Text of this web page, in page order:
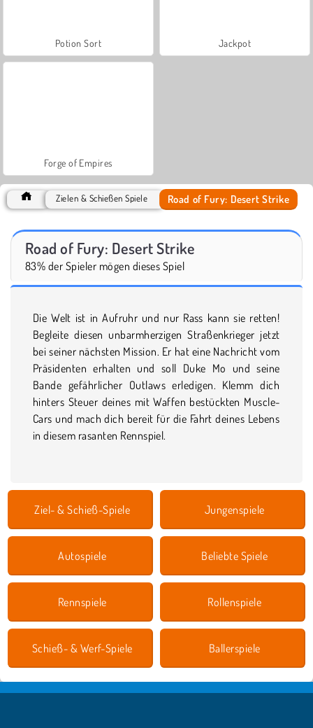
Potion Sort Jackpot
Forge of Empires
Zielen & Schießen Spiele Road of Fury: Desert Strike
Road of Fury: Desert Strike
83% der Spieler mögen dieses Spiel
Die Welt ist in Aufruhr und nur Rass kann sie retten!
Begleite diesen unbarmherzigen Straßenkrieger jetzt
bei seiner nächsten Mission. Er hat eine Nachricht vom
Präsidenten erhalten und soll Duke Mo und seine
Bande gefährlicher Outlaws erledigen. Klemm dich
hinters Steuer deines mit Waffen bestückten Muscle-
Cars und mach dich bereit für die Fahrt deines Lebens
in diesem rasanten Rennspiel.
Ziel- & Schieß-Spiele Jungenspiele
Autospiele Beliebte Spiele
Rennspiele Rollenspiele
Schieß- & Werf-Spiele Ballerspiele